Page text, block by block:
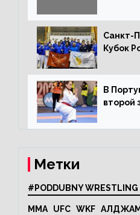
Санкт-
Кубок
В
второй
Метки
#PODDUBNY WRESTLING
MMA UFC WKF